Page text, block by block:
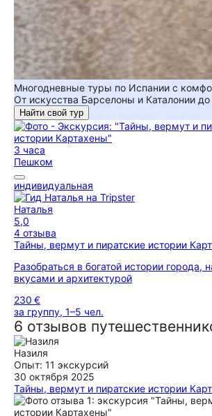
Многодневные туры по Испании с
От искусства Барселоны и Каталонии
Найти свой тур
3 часа
Пешком
индивидуальная
Наталья
5,0
4 отзыва
Тайны, вермут и пиратские истории
Разобраться в богатой истории города,
вкусами и архитектурой
230 €
за группу, 1–5 чел.
6 отзывов
Назиля
Опыт: 11 экскурсий
30 октября 2025
Тайны, вермут и пиратские истории
Таинственный город -Картахена!!
городом произошло в сопровождении